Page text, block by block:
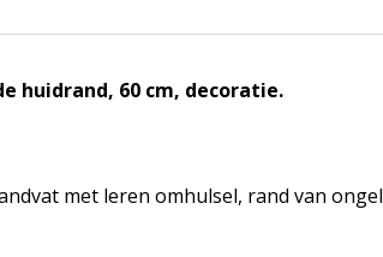
huidrand, 60 cm, decoratie.
met leren omhulsel, rand van